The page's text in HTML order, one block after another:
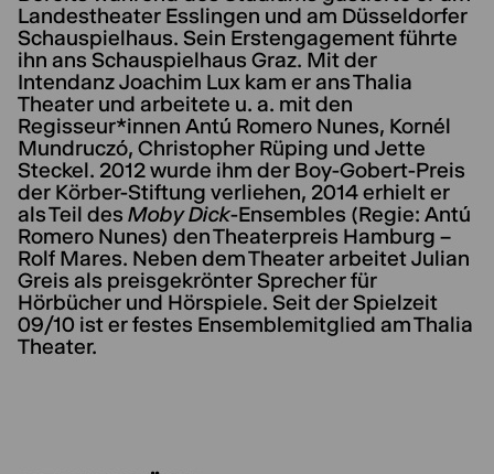
Landestheater Esslingen und am Düsseldorfer
Schauspielhaus. Sein Erstengagement führte
ihn ans Schauspielhaus Graz. Mit der
Intendanz Joachim Lux kam er ans Thalia
Theater und arbeitete u. a. mit den
Regisseur*innen Antú Romero Nunes, Kornél
Mundruczó, Christopher Rüping und Jette
Steckel. 2012 wurde ihm der Boy-Gobert-Preis
der Körber-Stiftung verliehen, 2014 erhielt er
als Teil des Moby Dick-Ensembles (Regie: Antú
Romero Nunes) den Theaterpreis Hamburg –
Rolf Mares. Neben dem Theater arbeitet Julian
Greis als preisgekrönter Sprecher für
Hörbücher und Hörspiele. Seit der Spielzeit
09/10 ist er festes Ensemblemitglied am Thalia
Theater.